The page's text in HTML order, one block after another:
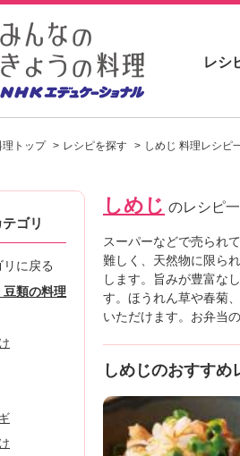
し
シ
を
見
つ
け
よ
N
エ
デ
レシ
理トップ レシピを探す しめじ 料理レシピ
ゴリ
リに戻る
豆類の料理
しめじ のレシピ
スーパーなどで売られ
難しく、天然物に限ら
します。旨みが豊富な
す。ほうれん草や春菊
いただけます。お弁当
しめじのおすすめ